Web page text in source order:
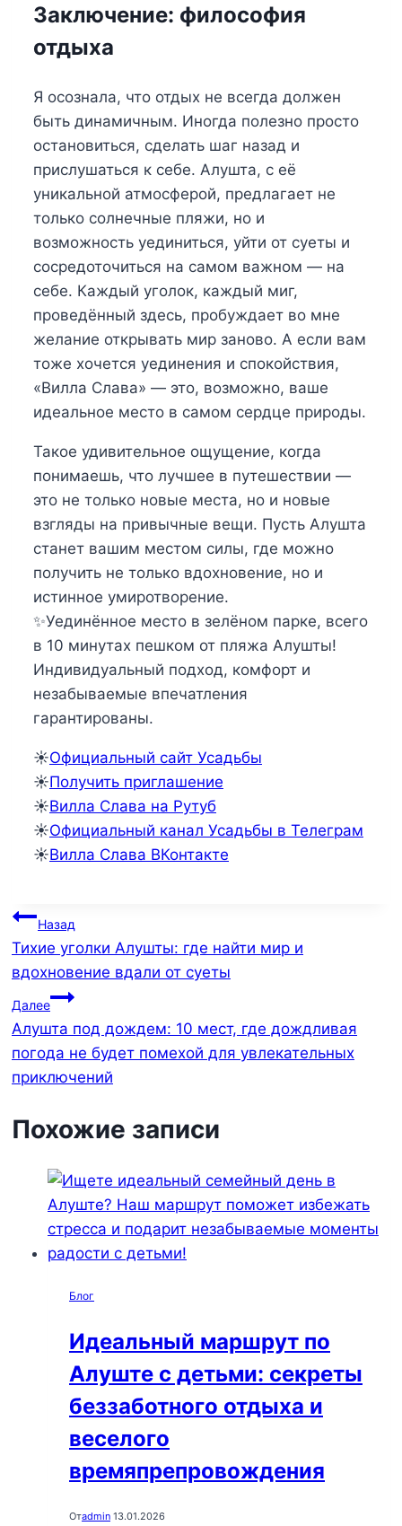
Заключение: философия
отдыха
Я осознала, что отдых не всегда должен
быть динамичным. Иногда полезно просто
остановиться, сделать шаг назад и
прислушаться к себе. Алушта, с её
уникальной атмосферой, предлагает не
только солнечные пляжи, но и
возможность уединиться, уйти от суеты и
сосредоточиться на самом важном — на
себе. Каждый уголок, каждый миг,
проведённый здесь, пробуждает во мне
желание открывать мир заново. А если вам
тоже хочется уединения и спокойствия,
«Вилла Слава» — это, возможно, ваше
идеальное место в самом сердце природы.
Такое удивительное ощущение, когда
понимаешь, что лучшее в путешествии —
это не только новые места, но и новые
взгляды на привычные вещи. Пусть Алушта
станет вашим местом силы, где можно
получить не только вдохновение, но и
истинное умиротворение.
✨Уединённое место в зелёном парке, всего
в 10 минутах пешком от пляжа Алушты!
Индивидуальный подход, комфорт и
незабываемые впечатления
гарантированы.
☀️Официальный сайт Усадьбы
☀️Получить приглашение
☀️Вилла Слава на Рутуб
☀️Официальный канал Усадьбы в Телеграм
☀️Вилла Слава ВКонтакте
Навигация
по
записям
Назад
Тихие уголки Алушты: где найти мир и
вдохновение вдали от суеты
Далее
Алушта под дождем: 10 мест, где дождливая
погода не будет помехой для увлекательных
приключений
Похожие записи
Блог
Идеальный маршрут по
Алуште с детьми: секреты
беззаботного отдыха и
веселого
времяпрепровождения
Отadmin 13.01.2026